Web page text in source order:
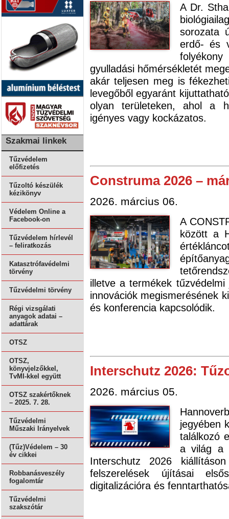
Szakmai linkek
Tűzvédelem
előfizetés
Tűzoltó készülék
kézikönyv
Védelem Online a
Facebook-on
Tűzvédelem hírlevél
– feliratkozás
Katasztrófavédelmi
törvény
Tűzvédelmi törvény
Régi vizsgálati
anyagok adatai –
adattárak
OTSZ
OTSZ,
könyvjelzőkkel,
TvMI-kkel együtt
OTSZ szakértőknek
– 2025. 7. 28.
Tűzvédelmi
Műszaki Irányelvek
(Tűz)Védelem – 30
év cikkei
Robbanásveszély
fogalomtár
Tűzvédelmi
szakszótár
A Dr.
sorozata
erdő- és
gyulladási hőmérsékletét
akár teljesen meg is
levegőből egyaránt
olyan területeken, ahol a
igényes vagy kockázatos.
Construma 2026 –
2026. március 06.
A
között a
illetve a termékek
innovációk megismerésének
és konferencia kapcsolódik.
Interschutz 2026:
2026. március 05.
jegyében
találkozó
a világ a
Interschutz 2026
felszerelések újításai
digitalizációra és